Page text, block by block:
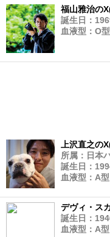
福山雅治の
誕生日：
血液型：O型
上沢直之の
所属：日本
誕生日：
血液型：A型
デヴィ・ス
誕生日：
血液型：A型